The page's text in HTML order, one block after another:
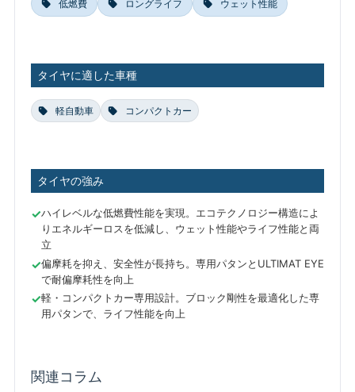
低燃費 ロングライフ ウェット性能
タイヤに適した車種
軽自動車 コンパクトカー
タイヤの強み
ハイレベルな低燃費性能を実現。エコテクノロジー構造によ
りエネルギーロスを低減し、ウェット性能やライフ性能と両
立
偏摩耗を抑え、安全性が長持ち。専用パタンとULTIMAT EYE
で耐偏摩耗性を向上
軽・コンパクトカー専用設計。ブロック剛性を最適化した専
用パタンで、ライフ性能を向上
関連コラム